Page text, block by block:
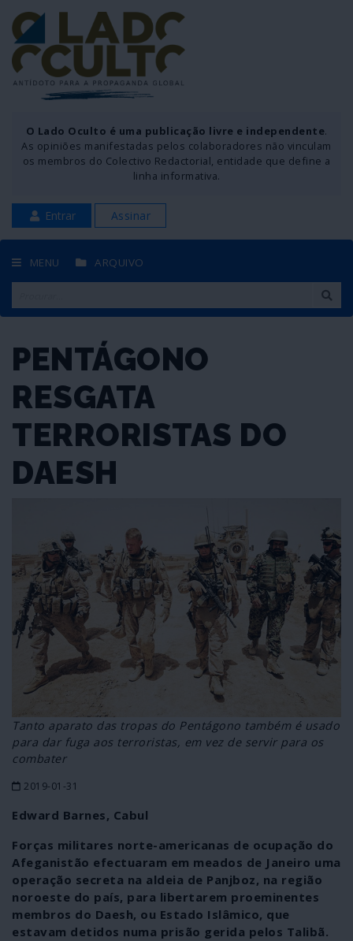
O Lado Oculto é uma publicação livre e independente.
As opiniões manifestadas pelos colaboradores não vinculam
os membros do Colectivo Redactorial, entidade que define a
linha informativa.
Entrar Assinar
MENU ARQUIVO
PENTÁGONO
RESGATA
TERRORISTAS DO
DAESH
Tanto aparato das tropas do Pentágono também é usado
para dar fuga aos terroristas, em vez de servir para os
combater
2019-01-31
Edward Barnes, Cabul
Forças militares norte-americanas de ocupação do
Afeganistão efectuaram em meados de Janeiro uma
operação secreta na aldeia de Panjboz, na região
noroeste do país, para libertarem proeminentes
membros do Daesh, ou Estado Islâmico, que
estavam detidos numa prisão gerida pelos Talibã.